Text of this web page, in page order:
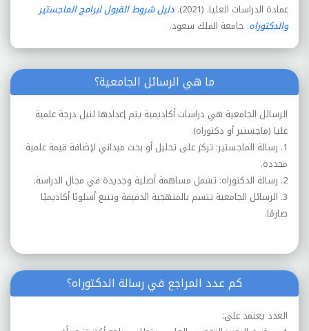
عمادة الدراسات العليا. (2021).
دليل شروط القبول لبرامج الماجستير
والدكتوراه. جامعة الملك سعود.
ما هي الرسائل الجامعية؟
الرسائل الجامعية هي دراسات أكاديمية يتم إعدادها لنيل درجة علمية
عليا (ماجستير أو دكتوراه).
1. رسالة الماجستير: تركز على تحليل أو بحث ميداني لإضافة قيمة علمية
محددة.
2. رسالة الدكتوراه: تشمل مساهمة أصلية وجديدة في مجال الدراسة.
3. الرسائل الجامعية تتسم بالمنهجية الدقيقة وتتبع أسلوبًا أكاديميًا
صارمًا.
كم عدد المراجع في رسالة الدكتوراه؟
العدد يعتمد على: